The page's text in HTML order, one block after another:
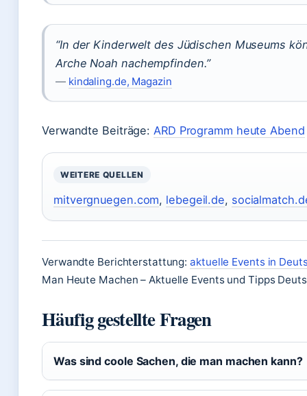
“In der Kinderwelt des Jüdischen Museums
Arche Noah nachempfinden.”
— kindaling.de, Magazin
Verwandte Beiträge: ARD Programm heute Abend
WEITERE QUELLEN
mitvergnuegen.com, lebegeil.de,
Verwandte Berichterstattung:aktuelle Events in
Man Heute Machen – Aktuelle Events und Tipps
Häufig gestellte Fragen
Was sind coole Sachen, die man machen kann?